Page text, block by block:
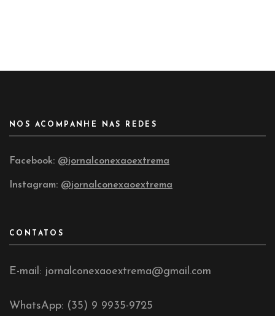
NOS ACOMPANHE NAS REDES
Facebook: @jornalconexaoextrema
Instagram: @jornalconexaoextrema
CONTATOS
E-mail: jornalconexaoextrema@gmail.com
WhatsApp: (35) 9 9935-9725